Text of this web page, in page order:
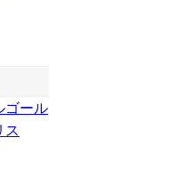
ゴール
ス